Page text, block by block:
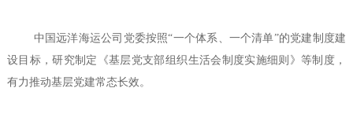
中国远洋海运公司党委按照“一个体系、一个清单”的党建制度建
设目标，研究制定《基层党支部组织生活会制度实施细则》等制度，
有力推动基层党建常态长效。